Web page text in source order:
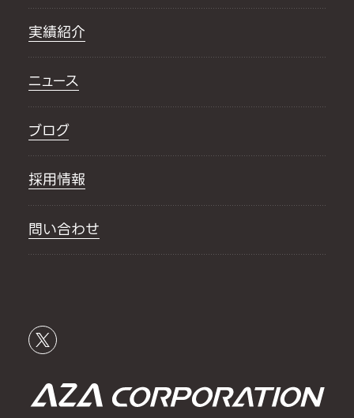
実績紹介
ニュース
ブログ
採用情報
問い合わせ